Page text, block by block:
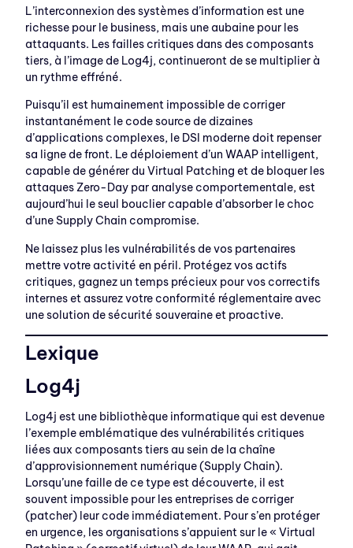
L’interconnexion des systèmes d’information est une
richesse pour le business, mais une aubaine pour les
attaquants. Les failles critiques dans des composants
tiers, à l’image de Log4j, continueront de se multiplier à
un rythme effréné.
Puisqu’il est humainement impossible de corriger
instantanément le code source de dizaines
d’applications complexes, le DSI moderne doit repenser
sa ligne de front. Le déploiement d’un WAAP intelligent,
capable de générer du Virtual Patching et de bloquer les
attaques Zero-Day par analyse comportementale, est
aujourd’hui le seul bouclier capable d’absorber le choc
d’une Supply Chain compromise.
Ne laissez plus les vulnérabilités de vos partenaires
mettre votre activité en péril. Protégez vos actifs
critiques, gagnez un temps précieux pour vos correctifs
internes et assurez votre conformité réglementaire avec
une solution de sécurité souveraine et proactive.
Lexique
Log4j
Log4j est une bibliothèque informatique qui est devenue
l’exemple emblématique des vulnérabilités critiques
liées aux composants tiers au sein de la chaîne
d’approvisionnement numérique (Supply Chain).
Lorsqu’une faille de ce type est découverte, il est
souvent impossible pour les entreprises de corriger
(patcher) leur code immédiatement. Pour s’en protéger
en urgence, les organisations s’appuient sur le « Virtual